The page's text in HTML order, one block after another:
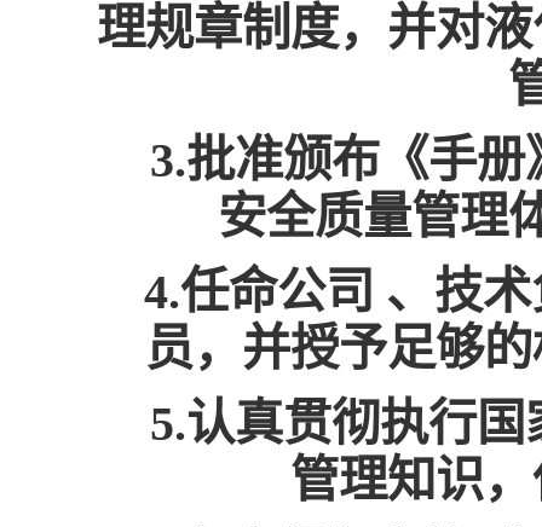
理规章制度，并对
3.批准颁布《手
安全质量管理
4.任命公司 、技
员，并授予足够
5.认真贯彻执行
管理知识